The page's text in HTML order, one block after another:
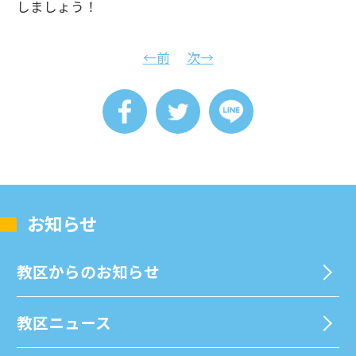
しましょう！
←前 次→
お知らせ
教区からのお知らせ
教区ニュース